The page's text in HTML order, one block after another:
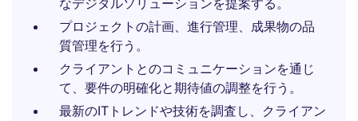
なデジタルソリューションを提案する。
プロジェクトの計画、進行管理、成果物の品
質管理を行う。
クライアントとのコミュニケーションを通じ
て、要件の明確化と期待値の調整を行う。
最新のITトレンドや技術を調査し、クライアン